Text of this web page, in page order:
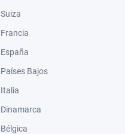
Suiza
Francia
España
Países Bajos
Italia
Dinamarca
Bélgica